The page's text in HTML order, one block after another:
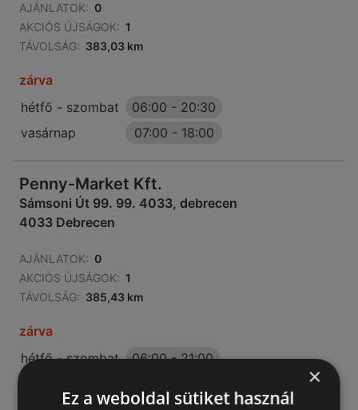
AJÁNLATOK: 0
AKCIÓS ÚJSÁGOK: 1
TÁVOLSÁG: 383,03 km
zárva
hétfő - szombat
06:00 - 20:30
vasárnap
07:00 - 18:00
Penny-Market Kft.
Sámsoni Út 99. 99. 4033, debrecen
4033 Debrecen
AJÁNLATOK: 0
AKCIÓS ÚJSÁGOK: 1
TÁVOLSÁG: 385,43 km
zárva
hétfő - szombat
06:00-21:00
×
Ez a weboldal sütiket használ